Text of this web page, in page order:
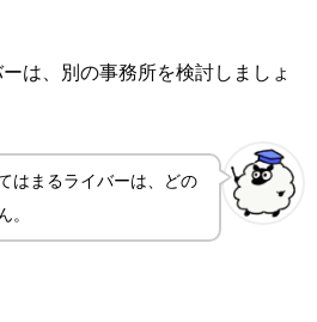
は、別の事務所を検討しましょ
はまるライバーは、どの
。